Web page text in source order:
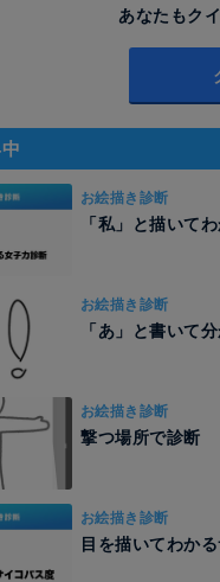
あなたもク
お絵描き診断
「私」と描いて
お絵描き診断
「あ」と書いて
お絵描き診断
撃つ場所で診断
お絵描き診断
目を描いてわか